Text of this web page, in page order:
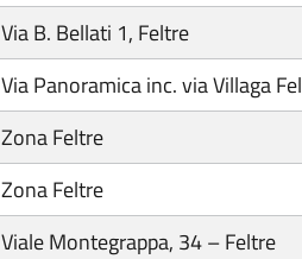
Via B. Bellati 1, Feltre
Via Panoramica inc. via Villaga
Zona Feltre
Zona Feltre
Viale Montegrappa, 34 – Feltre